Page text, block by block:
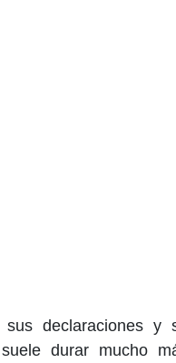
declaraciones y
durar mucho